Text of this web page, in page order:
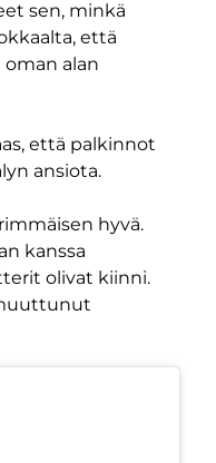
sen, minkä
että
alan
että palkinnot
ansiota.
hyvä.
kanssa
olivat kiinni.